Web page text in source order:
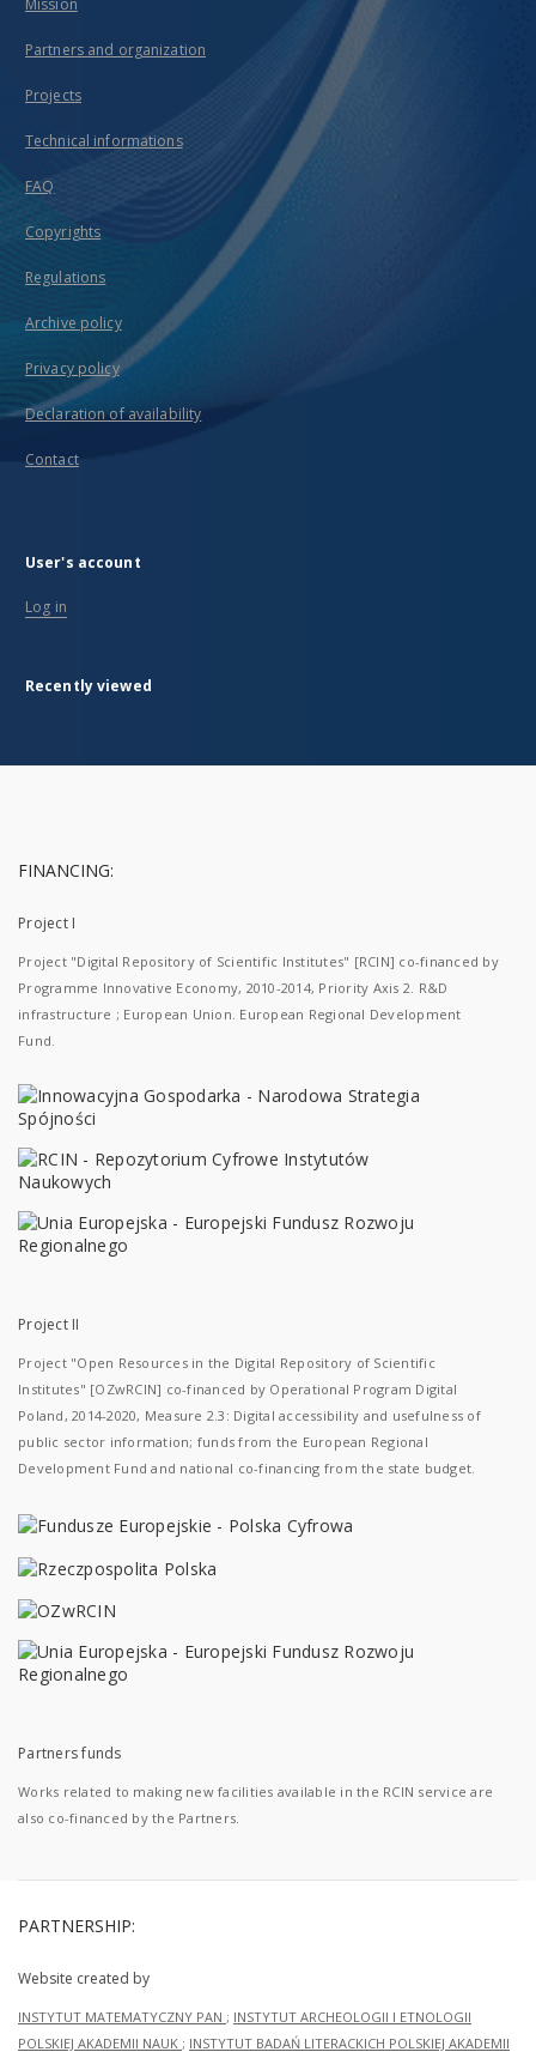
Mission
Partners and organization
Projects
Technical informations
FAQ
Copyrights
Regulations
Archive policy
Privacy policy
Declaration of availability
Contact
User's account
Log in
Recently viewed
FINANCING:
Project I
Project "Digital Repository of Scientific Institutes" [RCIN] co-financed by
Programme Innovative Economy, 2010-2014, Priority Axis 2. R&D
infrastructure ; European Union. European Regional Development
Fund.
Project II
Project "Open Resources in the Digital Repository of Scientific
Institutes" [OZwRCIN] co-financed by Operational Program Digital
Poland, 2014-2020, Measure 2.3: Digital accessibility and usefulness of
public sector information; funds from the European Regional
Development Fund and national co-financing from the state budget.
Partners funds
Works related to making new facilities available in the RCIN service are
also co-financed by the Partners.
PARTNERSHIP:
Website created by
INSTYTUT MATEMATYCZNY PAN ; INSTYTUT ARCHEOLOGII I ETNOLOGII
POLSKIEJ AKADEMII NAUK ; INSTYTUT BADAŃ LITERACKICH POLSKIEJ AKADEMII